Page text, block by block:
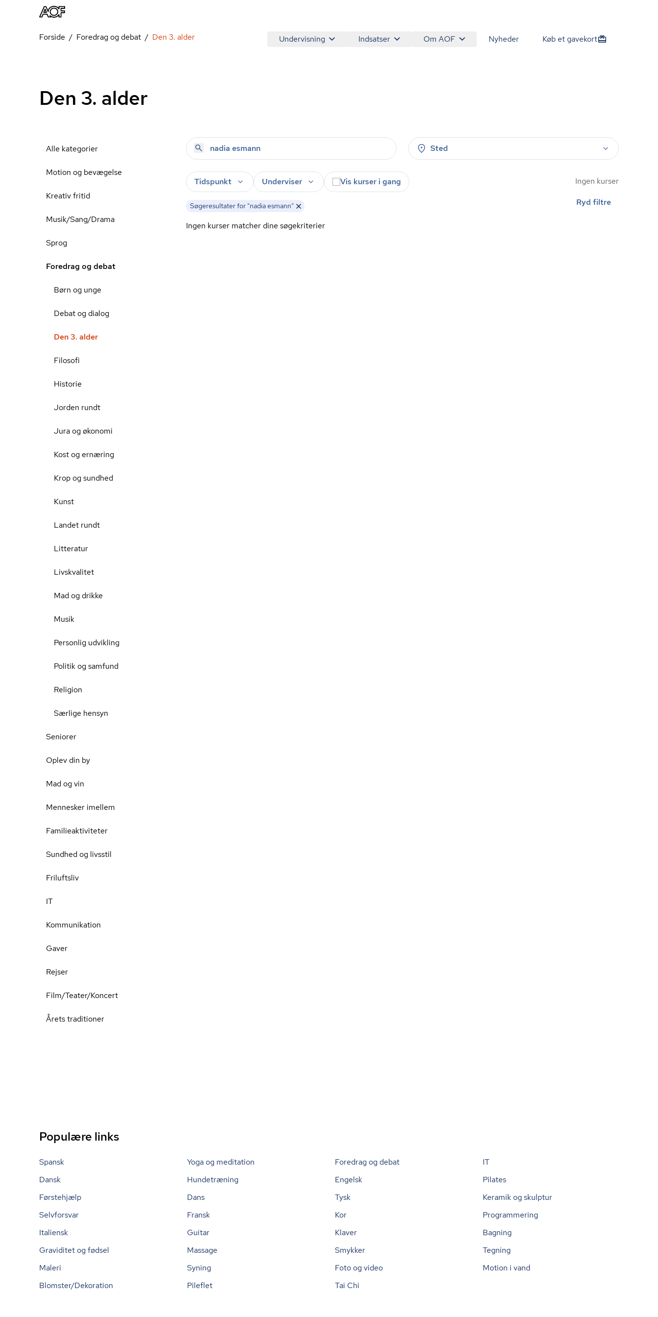
Undervisning Indsatser Om AOF Nyheder Køb et gavekort
Forside Foredrag og debat Den 3. alder
Den 3. alder
Alle kategorier
Motion og bevægelse
Kreativ fritid
Musik/Sang/Drama
Sprog
Foredrag og debat
Børn og unge
Debat og dialog
Den 3. alder
Filosofi
Historie
Jorden rundt
Jura og økonomi
Kost og ernæring
Krop og sundhed
Kunst
Landet rundt
Litteratur
Livskvalitet
Mad og drikke
Musik
Personlig udvikling
Politik og samfund
Religion
Særlige hensyn
Seniorer
Oplev din by
Mad og vin
Mennesker imellem
Familieaktiviteter
Sundhed og livsstil
Friluftsliv
IT
Kommunikation
Gaver
Rejser
Film/Teater/Koncert
Årets traditioner
Sted
Tidspunkt Underviser Vis kurser i gang
Søgeresultater for "nadia esmann"
Ingen kurser
Ryd filtre
Ingen kurser matcher dine søgekriterier
Populære links
Spansk Yoga og meditation Foredrag og debat
IT
Dansk
Hundetræning Engelsk
Pilates
Førstehjælp
Dans Tysk
Keramik og skulptur
Selvforsvar
Fransk Kor
Programmering
Italiensk
Guitar Klaver
Bagning
Graviditet og fødsel
Massage Smykker
Tegning
Maleri
Syning Foto og video
Motion i vand
Blomster/Dekoration
Pileflet Tai Chi